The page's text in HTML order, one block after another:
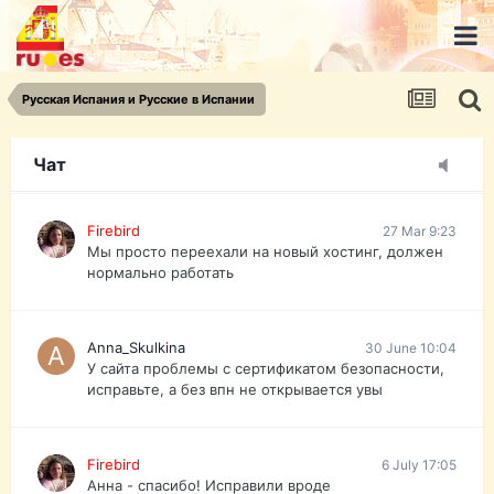
Русская Испания и Русские в Испании
Чат
urist.dokument@gmail.com
https://pasport-ua.com/
Телеграмм @uristpassua
Firebird
Друзья - из России без VPN сайт и форум
Firebird 27 Mar 9:23
Мы просто переехали на новый хостинг, должен
нормально работать
Anna_Skulkina 30 June 10:04
У сайта проблемы с сертификатом безопасности,
исправьте, а без впн не открывается увы
Firebird 6 July 17:05
Анна - спасибо! Исправили вроде